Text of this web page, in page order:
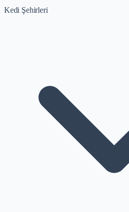
Kedi Şehirleri